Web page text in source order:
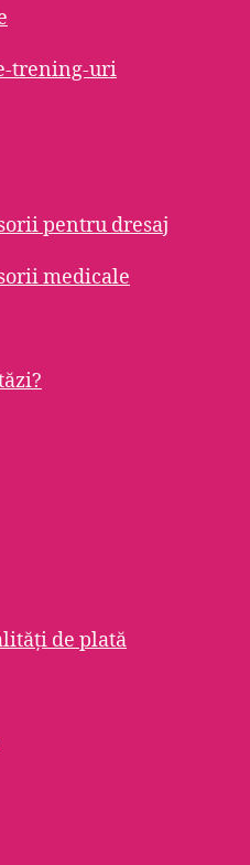
trening-uri
pentru dresaj
medicale
de plată